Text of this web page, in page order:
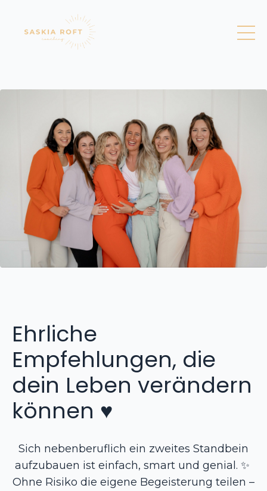
Ehrliche
Empfehlungen, die
dein Leben verändern
können ♥️
Sich nebenberuflich ein zweites Standbein
aufzubauen ist einfach, smart und genial. ✨
Ohne Risiko die eigene Begeisterung teilen –